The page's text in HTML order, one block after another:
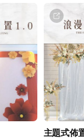
問的懷抱中，每一對
受著每一個瞬間，
寫著這場愛情的故
，是我們堅持品質
在市場上有著優良
主題式佈